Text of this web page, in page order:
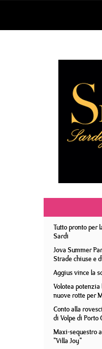
Tutto pronto per
Sardi
Jova Summer
Strade chiuse e
Aggius vince la
Volotea
nuove rotte per
Conto alla
di Volpe di Porto
Maxi-sequestro
"Villa Joy"